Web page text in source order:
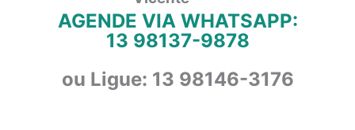
AGENDE VIA WHATSAPP:
13 98137-9878
ou Ligue: 13 98146-3176